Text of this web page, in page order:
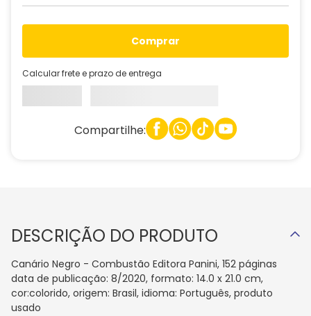
comprar
Calcular frete e prazo de entrega
Compartilhe:
DESCRIÇÃO DO PRODUTO
Canário Negro - Combustão Editora Panini, 152 páginas
data de publicação: 8/2020, formato: 14.0 x 21.0 cm,
cor:colorido, origem: Brasil, idioma: Português, produto
usado